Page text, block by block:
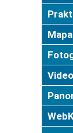
Mapa
Video